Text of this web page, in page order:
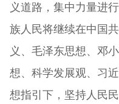
义道路，集中力量进
族人民将继续在中国
义、毛泽东思想、邓
想、科学发展观、习
想指引下，坚持人民